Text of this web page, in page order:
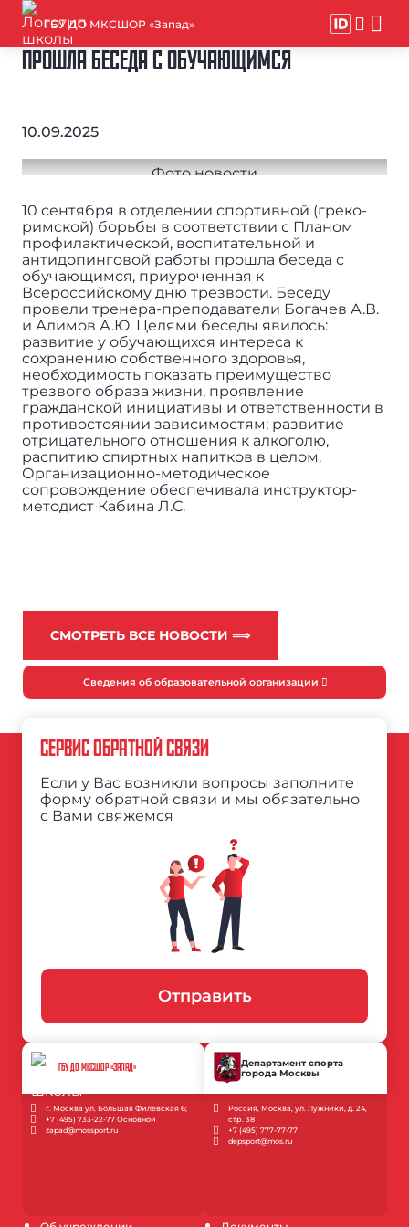
ГБУ ДО МКСШОР «Запад»
ПРОШЛА БЕСЕДА С ОБУЧАЮЩИМСЯ
10.09.2025
10 сентября в отделении спортивной (греко-
римской) борьбы в соответствии с Планом
профилактической, воспитательной и
антидопинговой работы прошла беседа с
обучающимся, приуроченная к
Всероссийскому дню трезвости. Беседу
провели тренера-преподаватели Богачев А.В.
и Алимов А.Ю. Целями беседы явилось:
развитие у обучающихся интереса к
сохранению собственного здоровья,
необходимость показать преимущество
трезвого образа жизни, проявление
гражданской инициативы и ответственности в
противостоянии зависимостям; развитие
отрицательного отношения к алкоголю,
распитию спиртных напитков в целом.
Организационно-методическое
сопровождение обеспечивала инструктор-
методист Кабина Л.С.
СМОТРЕТЬ ВСЕ НОВОСТИ ⟹
Сведения об образовательной организации
СЕРВИС ОБРАТНОЙ СВЯЗИ
Если у Вас возникли вопросы заполните
форму обратной связи и мы обязательно
с Вами свяжемся
Отправить
ГБУ ДО МКСШОР «ЗАПАД»
г. Москва ул. Большая Филевская 6;
+7 (495) 733-22-77 Основной
zapad@mossport.ru
Департамент спорта
города Москвы
Россия, Москва, ул. Лужники, д. 24,
стр. 38
+7 (495) 777-77-77
depsport@mos.ru